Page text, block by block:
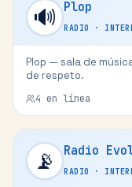
🔊 Plop
RADIO ·
Plop — sala de
de respeto.
4 en línea
📡 Radio
RADIO ·